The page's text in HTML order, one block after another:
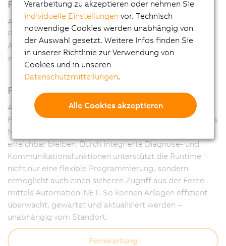
Programmiersprachen
Automation Runtime unterstützt mehrere
Programmiersprachen wie IEC-61131-3 und C, sodass
Applikationen im Automation Studio flexibel entwickelt
werden können.
Fernwartung - komplett integriert
Automation Runtime bildet das leistungsstarke
Fundament aller B&R-Steuerungen und sorgt dafür, dass
Maschinen jederzeit zuverlässig laufen – und jederzeit
erreichbar bleiben. Durch integrierte Diagnose- und
Kommunikationsfunktionen unterstützt die Runtime
nicht nur eine flexible Programmierung, sondern
ermöglicht auch einen sicheren Zugriff aus der Ferne
mittels Automation-NET. So können Anlagen effizient
überwacht, gewartet und aktualisiert werden –
unabhängig vom Standort.
Fernwartung
Verarbeitung zu akzeptieren oder nehmen Sie
individuelle Einstellungen vor. Technisch
notwendige Cookies werden unabhängig von
der Auswahl gesetzt. Weitere Infos finden Sie
in unserer Richtlinie zur Verwendung von
Cookies und in unseren
Datenschutzmitteilungen.
Alle Cookies akzeptieren